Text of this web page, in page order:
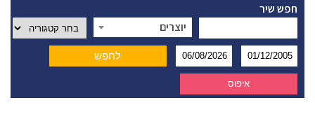
חפש שיר
יוצרים